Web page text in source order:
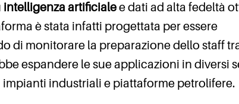
intelligenza artificialee dati ad alta fedeltà
è stata infatti progettata per essere
di monitorare la preparazione dello staff
espandere le sue applicazioni in diversi
industriali e piattaforme petrolifere.